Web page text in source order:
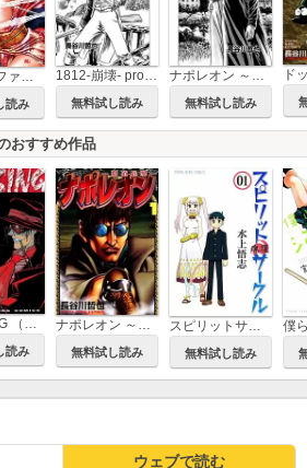
アイゼンファウスト 天保忍者伝
読み 無料試し読み 無料試し読み
おすすめ作品
読み 無料試し読み 無料試し読み
ウェブで読む